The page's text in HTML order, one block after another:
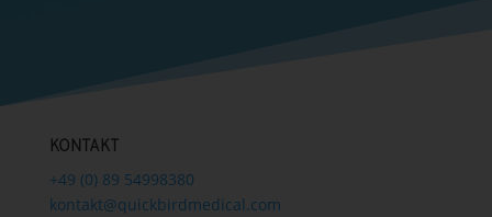
KONTAKT
+49 (0) 89 54998380
kontakt@quickbirdmedical.com